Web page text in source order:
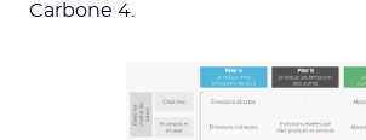
Carbone 4.